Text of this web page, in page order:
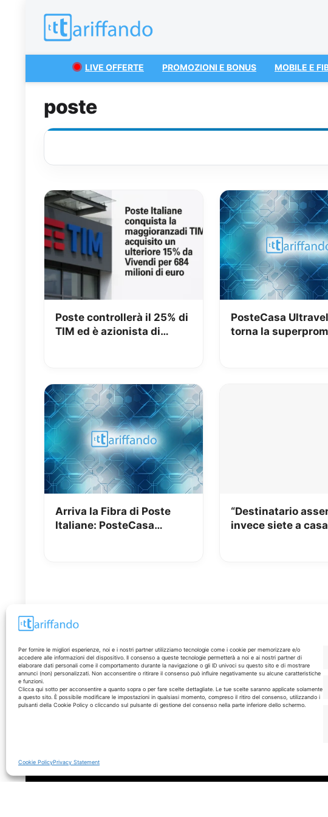
Per fornire le migliori esperienze, noi e i nostri partner utilizziamo tecnologie come i cookie per memorizzare e/o
accedere alle informazioni del dispositivo. Il consenso a queste tecnologie permetterà a noi e ai nostri partner di
elaborare dati personali come il comportamento durante la navigazione o gli ID univoci su questo sito e di mostrare
annunci (non) personalizzati. Non acconsentire o ritirare il consenso può influire negativamente su alcune caratteristiche
e funzioni.
Clicca qui sotto per acconsentire a quanto sopra o per fare scelte dettagliate. Le tue scelte saranno applicate solamente
a questo sito. È possibile modificare le impostazioni in qualsiasi momento, compreso il ritiro del consenso, utilizzando i
pulsanti della Cookie Policy o cliccando sul pulsante di gestione del consenso nella parte inferiore dello schermo.
Cookie PolicyPrivacy Statement
LIVE OFFERTE PROMOZIONI E BONUS MOBILE E
poste
Poste controllerà il 25% di
TIM ed è azionista di
PosteCasa
torna la
Arriva la Fibra di Poste
Italiane: PosteCasa
“Destinatario
invece siete a
Disclaimer Info
In
un